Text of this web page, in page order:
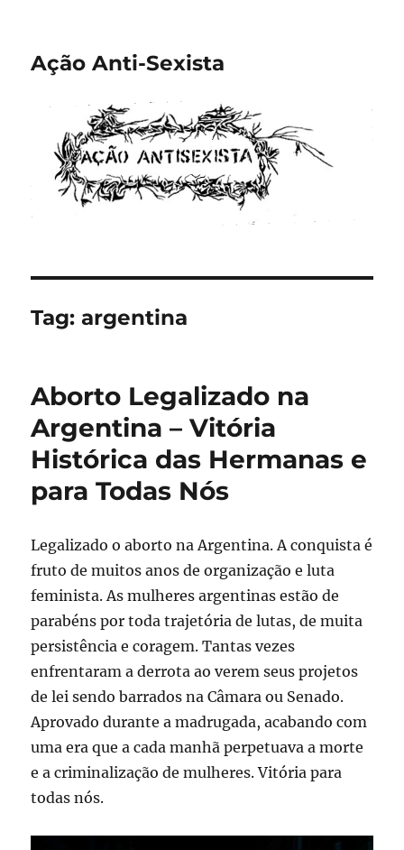
Ação Anti-Sexista
Tag:argentina
Aborto Legalizado na
Argentina – Vitória
Histórica das Hermanas e
para Todas Nós
Legalizado o aborto na Argentina. A conquista é
fruto de muitos anos de organização e luta
feminista. As mulheres argentinas estão de
parabéns por toda trajetória de lutas, de muita
persistência e coragem. Tantas vezes
enfrentaram a derrota ao verem seus projetos
de lei sendo barrados na Câmara ou Senado.
Aprovado durante a madrugada, acabando com
uma era que a cada manhã perpetuava a morte
e a criminalização de mulheres. Vitória para
todas nós.